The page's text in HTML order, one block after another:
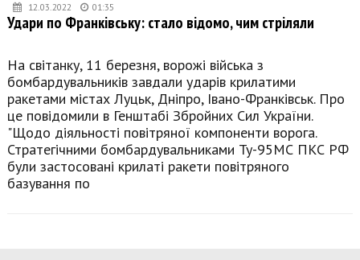
12.03.2022 01:35
Удари по Франківську: стало відомо, чим стріляли
На світанку, 11 березня, ворожі війська з
бомбардувальників завдали ударів крилатими
ракетами містах Луцьк, Дніпро, Івано-Франківськ. Про
це повідомили в Генштабі Збройних Сил України.
"Щодо діяльності повітряної компоненти ворога.
Стратегічними бомбардувальниками Ту-95МС ПКС РФ
були застосовані крилаті ракети повітряного
базування по